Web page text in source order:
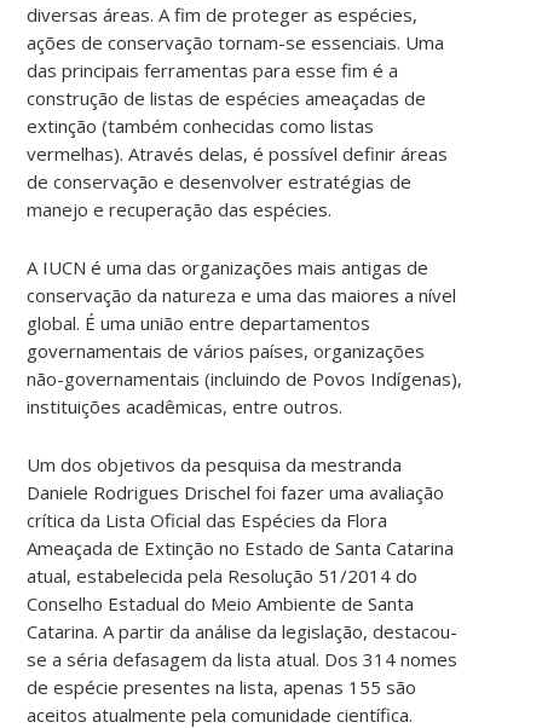
diversas áreas. A fim de proteger as espécies,
ações de conservação tornam-se essenciais. Uma
das principais ferramentas para esse fim é a
construção de listas de espécies ameaçadas de
extinção (também conhecidas como listas
vermelhas). Através delas, é possível definir áreas
de conservação e desenvolver estratégias de
manejo e recuperação das espécies.
A IUCN é uma das organizações mais antigas de
conservação da natureza e uma das maiores a nível
global. É uma união entre departamentos
governamentais de vários países, organizações
não-governamentais (incluindo de Povos Indígenas),
instituições acadêmicas, entre outros.
Um dos objetivos da pesquisa da mestranda
Daniele Rodrigues Drischel foi fazer uma avaliação
crítica da Lista Oficial das Espécies da Flora
Ameaçada de Extinção no Estado de Santa Catarina
atual, estabelecida pela Resolução 51/2014 do
Conselho Estadual do Meio Ambiente de Santa
Catarina. A partir da análise da legislação, destacou-
se a séria defasagem da lista atual. Dos 314 nomes
de espécie presentes na lista, apenas 155 são
aceitos atualmente pela comunidade científica.